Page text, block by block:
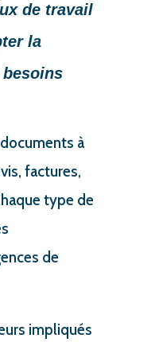
de travail
la
à
factures,
type de
de
impliqués